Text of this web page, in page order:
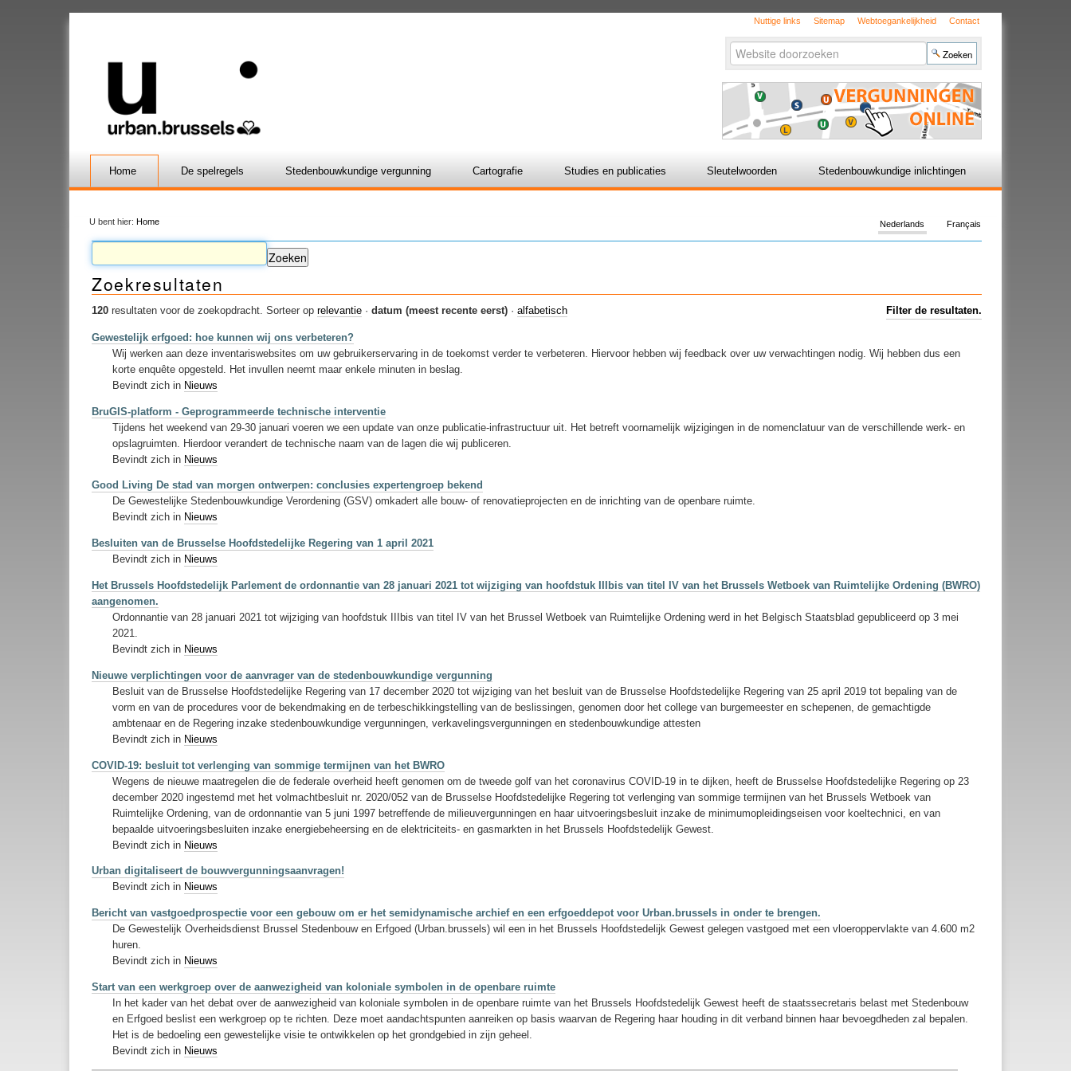
Nuttige links Sitemap Webtoegankelijkheid Contact
Zoek
zoeken...
Home De spelregels Stedenbouwkundige vergunning Cartografie Studies en publicaties Sleutelwoorden Stedenbouwkundige inlichtingen
U bent hier: Home Français
Nederlands
Zoekresultaten
120 resultaten voor de zoekopdracht. Filter de resultaten.
Sorteer op relevantie · datum (meest recente eerst) · alfabetisch
Gewestelijk erfgoed: hoe kunnen wij ons verbeteren?
Wij werken aan deze inventariswebsites om uw gebruikerservaring in de toekomst verder te verbeteren. Hiervoor hebben wij feedback over uw verwachtingen nodig. Wij hebben dus een
korte enquête opgesteld. Het invullen neemt maar enkele minuten in beslag.
Bevindt zich in Nieuws
BruGIS-platform - Geprogrammeerde technische interventie
Tijdens het weekend van 29-30 januari voeren we een update van onze publicatie-infrastructuur uit. Het betreft voornamelijk wijzigingen in de nomenclatuur van de verschillende werk- en
opslagruimten. Hierdoor verandert de technische naam van de lagen die wij publiceren.
Bevindt zich in Nieuws
Good Living De stad van morgen ontwerpen: conclusies expertengroep bekend
De Gewestelijke Stedenbouwkundige Verordening (GSV) omkadert alle bouw- of renovatieprojecten en de inrichting van de openbare ruimte.
Bevindt zich in Nieuws
Besluiten van de Brusselse Hoofdstedelijke Regering van 1 april 2021
Bevindt zich in Nieuws
Het Brussels Hoofdstedelijk Parlement de ordonnantie van 28 januari 2021 tot wijziging van hoofdstuk IIIbis van titel IV van het Brussels Wetboek van Ruimtelijke Ordening (BWRO)
aangenomen.
Ordonnantie van 28 januari 2021 tot wijziging van hoofdstuk IIIbis van titel IV van het Brussel Wetboek van Ruimtelijke Ordening werd in het Belgisch Staatsblad gepubliceerd op 3 mei
2021.
Bevindt zich in Nieuws
Nieuwe verplichtingen voor de aanvrager van de stedenbouwkundige vergunning
Besluit van de Brusselse Hoofdstedelijke Regering van 17 december 2020 tot wijziging van het besluit van de Brusselse Hoofdstedelijke Regering van 25 april 2019 tot bepaling van de
vorm en van de procedures voor de bekendmaking en de terbeschikkingstelling van de beslissingen, genomen door het college van burgemeester en schepenen, de gemachtigde
ambtenaar en de Regering inzake stedenbouwkundige vergunningen, verkavelingsvergunningen en stedenbouwkundige attesten
Bevindt zich in Nieuws
COVID-19: besluit tot verlenging van sommige termijnen van het BWRO
Wegens de nieuwe maatregelen die de federale overheid heeft genomen om de tweede golf van het coronavirus COVID-19 in te dijken, heeft de Brusselse Hoofdstedelijke Regering op 23
december 2020 ingestemd met het volmachtbesluit nr. 2020/052 van de Brusselse Hoofdstedelijke Regering tot verlenging van sommige termijnen van het Brussels Wetboek van
Ruimtelijke Ordening, van de ordonnantie van 5 juni 1997 betreffende de milieuvergunningen en haar uitvoeringsbesluit inzake de minimumopleidingseisen voor koeltechnici, en van
bepaalde uitvoeringsbesluiten inzake energiebeheersing en de elektriciteits- en gasmarkten in het Brussels Hoofdstedelijk Gewest.
Bevindt zich in Nieuws
Urban digitaliseert de bouwvergunningsaanvragen!
Bevindt zich in Nieuws
Bericht van vastgoedprospectie voor een gebouw om er het semidynamische archief en een erfgoeddepot voor Urban.brussels in onder te brengen.
De Gewestelijk Overheidsdienst Brussel Stedenbouw en Erfgoed (Urban.brussels) wil een in het Brussels Hoofdstedelijk Gewest gelegen vastgoed met een vloeroppervlakte van 4.600 m2
huren.
Bevindt zich in Nieuws
Start van een werkgroep over de aanwezigheid van koloniale symbolen in de openbare ruimte
In het kader van het debat over de aanwezigheid van koloniale symbolen in de openbare ruimte van het Brussels Hoofdstedelijk Gewest heeft de staatssecretaris belast met Stedenbouw
en Erfgoed beslist een werkgroep op te richten. Deze moet aandachtspunten aanreiken op basis waarvan de Regering haar houding in dit verband binnen haar bevoegdheden zal bepalen.
Het is de bedoeling een gewestelijke visie te ontwikkelen op het grondgebied in zijn geheel.
Bevindt zich in Nieuws